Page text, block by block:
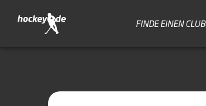
FINDE EINEN CLUB